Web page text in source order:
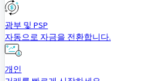
광부 및 PSP
자동으로 자금을 전환합니다.
개인